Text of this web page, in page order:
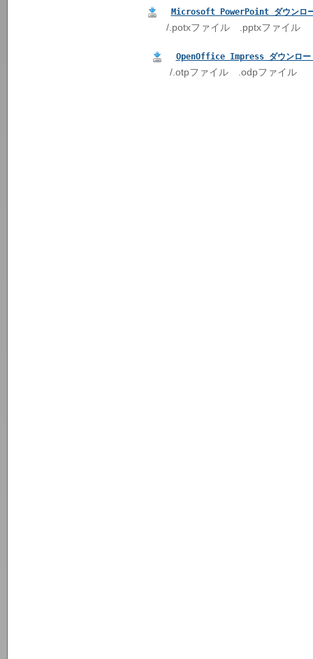
Microsoft PowerPoint ダウンロ
/.potxファイル .pptxファイル
OpenOffice Impress ダウンロー
/.otpファイル .odpファイル